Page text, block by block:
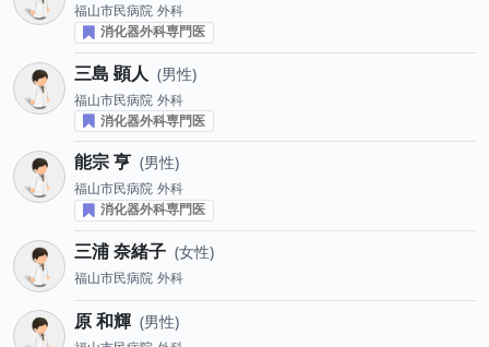
福山市民病院 外科
消化器外科専門医
三島 顕人 男性
福山市民病院 外科
消化器外科専門医
能宗 亨 男性
福山市民病院 外科
消化器外科専門医
三浦 奈緒子 女性
福山市民病院 外科
原 和輝 男性